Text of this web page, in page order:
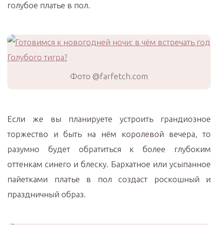
голубое платье в пол.
Фото @farfetch.com
Если же вы планируете устроить грандиозное
торжество и быть на нём королевой вечера, то
разумно будет обратиться к более глубоким
оттенкам синего и блеску. Бархатное или усыпанное
пайетками платье в пол создаст роскошный и
праздничный образ.